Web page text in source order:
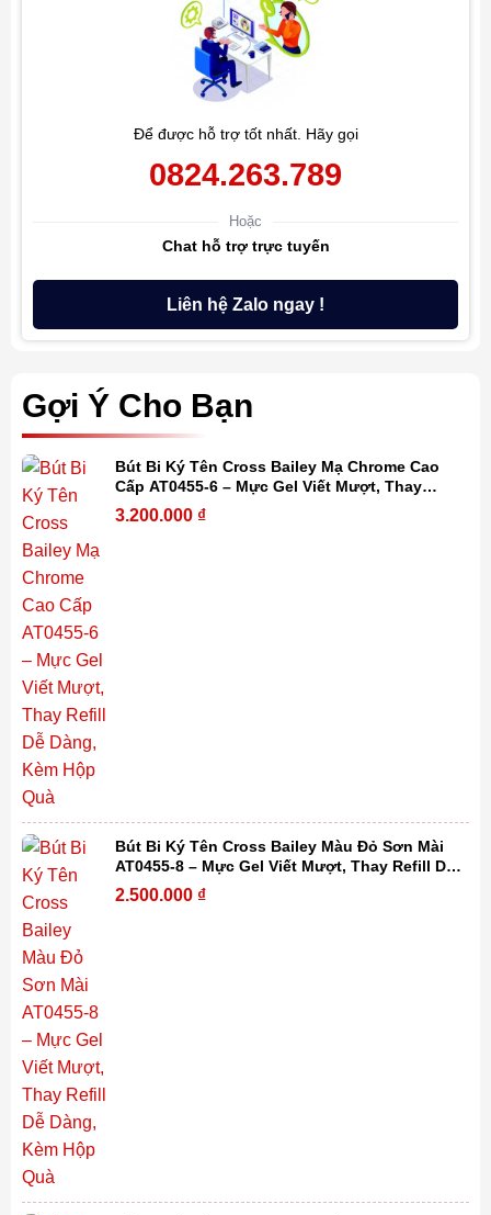
Để được hỗ trợ tốt nhất. Hãy gọi
0824.263.789
Hoặc
Chat hỗ trợ trực tuyến
Liên hệ Zalo ngay !
Gợi Ý Cho Bạn
Bút Bi Ký Tên Cross Bailey Mạ Chrome Cao
Cấp AT0455-6 – Mực Gel Viết Mượt, Thay
Refill Dễ Dàng, Kèm Hộp Quà
3.200.000 ₫
Bút Bi Ký Tên Cross Bailey Màu Đỏ Sơn Mài
AT0455-8 – Mực Gel Viết Mượt, Thay Refill Dễ
Dàng, Kèm Hộp Quà
2.500.000 ₫